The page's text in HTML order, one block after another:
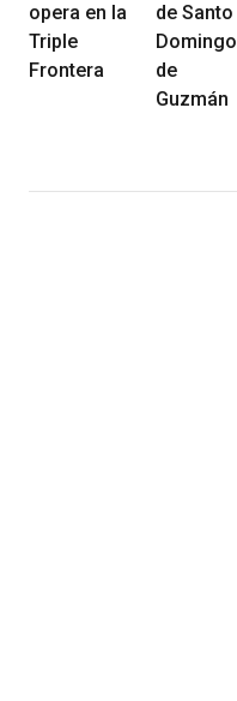
opera en la
Triple
Frontera
de Santo
Domingo
de
Guzmán